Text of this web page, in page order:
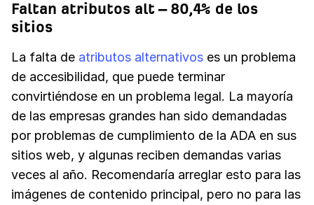
Faltan atributos alt – 80,4% de los
sitios
La falta de atributos alternativos es un problema
de accesibilidad, que puede terminar
convirtiéndose en un problema legal. La mayoría
de las empresas grandes han sido demandadas
por problemas de cumplimiento de la ADA en sus
sitios web, y algunas reciben demandas varias
veces al año. Recomendaría arreglar esto para las
imágenes de contenido principal, pero no para las